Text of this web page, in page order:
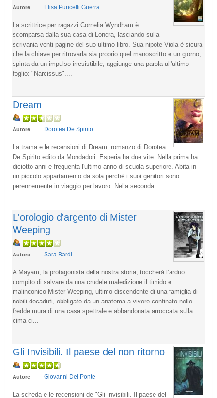
Autore Elisa Puricelli Guerra
La scrittrice per ragazzi Cornelia Wyndham è
scomparsa dalla sua casa di Londra, lasciando sulla
scrivania venti pagine del suo ultimo libro. Sua nipote Viola è sicura
che la chiave per ritrovarla sia proprio quel manoscritto e un giorno,
spinta da un impulso irresistibile, aggiunge una parola all'ultimo
foglio: "Narcissus"....
Dream
Autore Dorotea De Spirito
La trama e le recensioni di Dream, romanzo di Dorotea
De Spirito edito da Mondadori. Esperia ha due vite. Nella prima ha
diciotto anni e frequenta l'ultimo anno di scuola superiore. Abita in
un piccolo appartamento da sola perché i suoi genitori sono
perennemente in viaggio per lavoro. Nella seconda,...
L'orologio d'argento di Mister
Weeping
Autore Sara Bardi
A Mayam, la protagonista della nostra storia, toccherà l’arduo
compito di salvare da una crudele maledizione il timido e
malinconico Mister Weeping, ultimo discendente di una famiglia di
nobili decaduti, obbligato da un anatema a vivere confinato nelle
fredde mura di una casa spettrale e abbandonata arroccata sulla
cima di...
Gli Invisibili. Il paese del non ritorno
Autore Giovanni Del Ponte
La scheda e le recensioni de "Gli Invisibili. Il paese del